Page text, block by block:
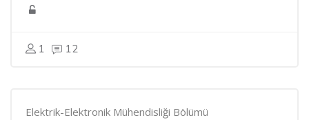
1 12
Elektrik-Elektronik Mühendisliği Bölümü